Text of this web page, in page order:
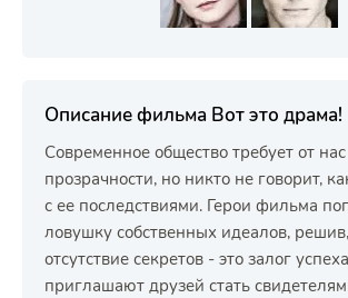
Описание фильма Вот это драма!
Современное общество требует от нас
прозрачности, но никто не говорит,
с ее последствиями. Герои фильма
ловушку собственных идеалов,
отсутствие секретов - это залог
приглашают друзей стать